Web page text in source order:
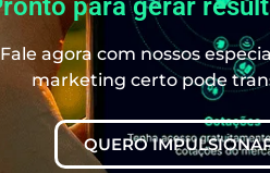
Fale agora com nossos
marketing certo pode
QUERO